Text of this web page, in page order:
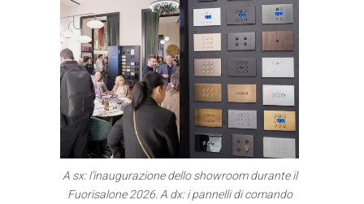
A sx: l’inaugurazione dello showroom durante il
Fuorisalone 2026. A dx: i pannelli di comando